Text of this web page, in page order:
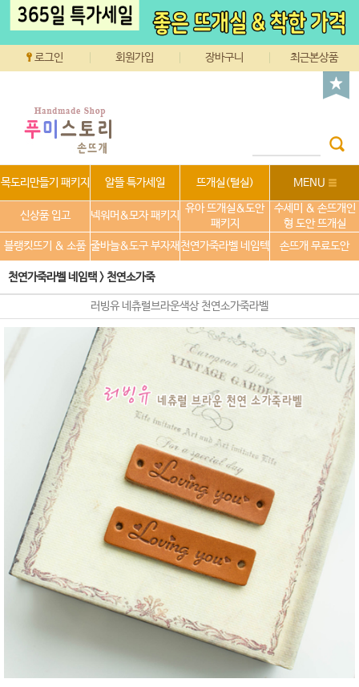
로그인 회원가입 장바구니 최근본상품
목도리만들기 패키지 알뜰 특가세일 뜨개실(털실) MENU
신상품 입고 넥워머&모자 패키지
유아 뜨개실&도안
패키지
수세미 & 손뜨개인
형 도안 뜨개실
블랭킷뜨기 & 소품 줄바늘&도구 부자재 천연가죽라벨 네임텍 손뜨개 무료도안
천연가죽라벨 네임택 >천연소가죽
러빙유 네츄럴브라운색상 천연소가죽라벨